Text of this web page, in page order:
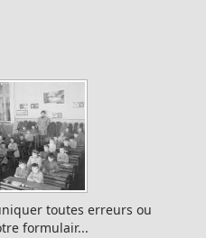
toutes erreurs ou
formulair...